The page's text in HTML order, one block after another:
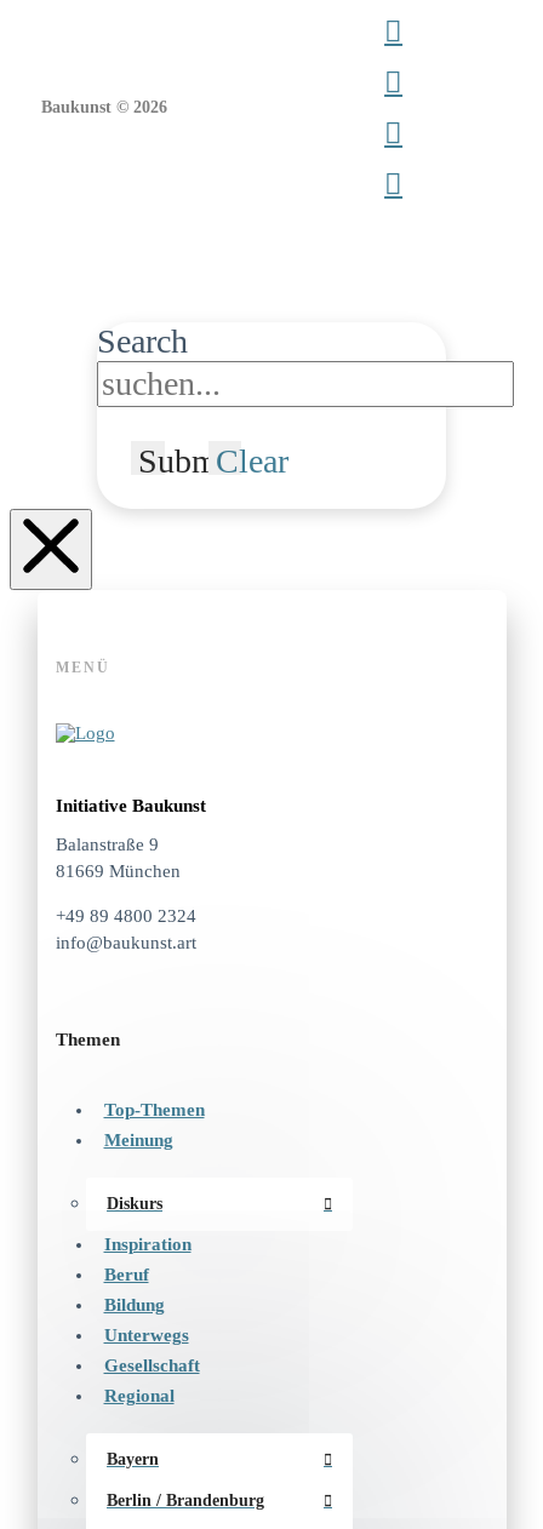
Baukunst © 2026
Search
SubmitClear
MENÜ
Initiative Baukunst
Balanstraße 9
81669 München
+49 89 4800 2324
info@baukunst.art
Themen
Top-Themen
Meinung
Diskurs
Inspiration
Beruf
Bildung
Unterwegs
Gesellschaft
Regional
Bayern
Berlin / Brandenburg